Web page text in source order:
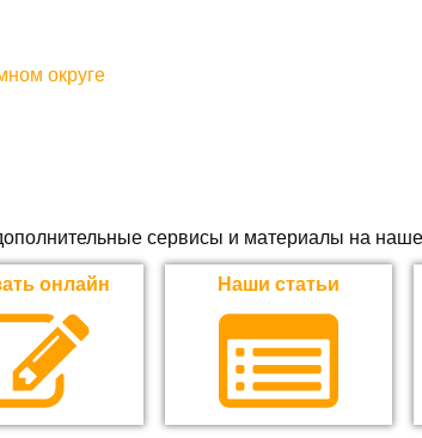
округе
сервисы и материалы на
онлайн Наши статьи